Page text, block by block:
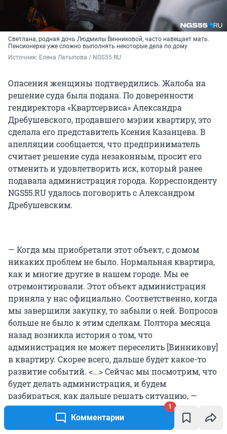
Комментарии
1
Светлана, родная дочь Людмилы Винниковой, часто навещает мать.
Пенсионерке уже сложно выполнять некоторые дела по дому
Источник: Елена Латыпова / NGS55.RU
Опасения женщины подтвердились. Жалоба на
решение суда была подана. По доверенности
гендиректора «Квартсервиса» Александра
Дребушевского, продавшего мэрии квартиру, это
сделала его представитель Ксения Казанцева. В
апелляции сообщается, что предприниматель
считает решение суда незаконным, просит его
отменить и удовлетворить иск, который ранее
подавала администрация города. Корреспонденту
NGS55.RU удалось поговорить с Александром
Дребушевским.
— Когда мы приобретали этот объект, с домом
никаких проблем не было. Нормальная квартира,
как и многие другие в нашем городе. Мы ее
отремонтировали. Этот объект администрация
приняла у нас официально. Соответственно, когда
мы завершили закупку, то забыли о ней. Вопросов
больше не было к этим сделкам. Полтора месяца
назад возникла история о том, что
администрация не может переселить [Винникову]
в квартиру. Скорее всего, дальше будет какое-то
развитие событий. <...> Сейчас мы посмотрим, что
будет делать администрация, и будем
разбираться, как дальше решать ситуацию, —
сказал бизнесмен.